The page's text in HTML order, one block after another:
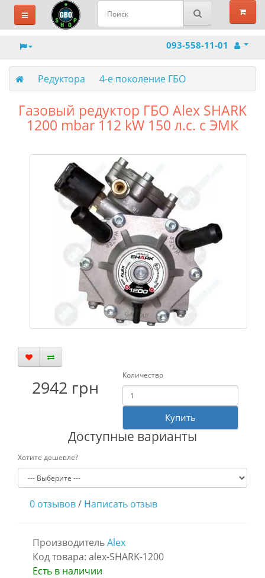
093-558-11-01
Редуктора 4-е поколение ГБО
Газовый редуктор ГБО Alex SHARK
1200 mbar 112 kW 150 л.с. c ЭМК
2942 грн
Количество
Купить
Доступные варианты
Хотите дешевле?
0 отзывов/ Написать отзыв
ПроизводительAlex
Код товара: alex-SHARK-1200
Есть в наличии